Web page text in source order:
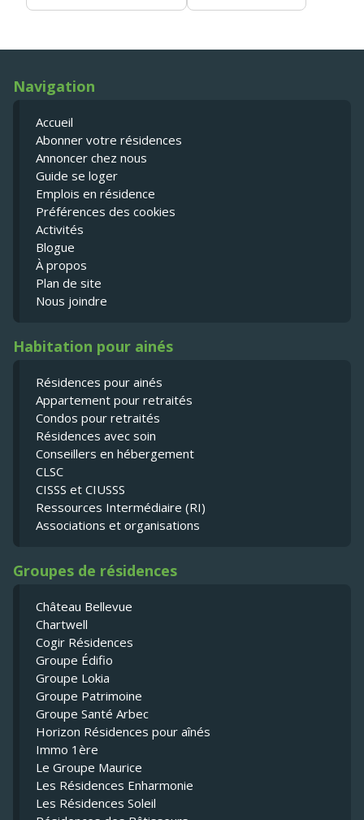
Navigation
Accueil
Abonner votre résidences
Annoncer chez nous
Guide se loger
Emplois en résidence
Préférences des cookies
Activités
Blogue
À propos
Plan de site
Nous joindre
Habitation pour ainés
Résidences pour ainés
Appartement pour retraités
Condos pour retraités
Résidences avec soin
Conseillers en hébergement
CLSC
CISSS et CIUSSS
Ressources Intermédiaire (RI)
Associations et organisations
Groupes de résidences
Château Bellevue
Chartwell
Cogir Résidences
Groupe Édifio
Groupe Lokia
Groupe Patrimoine
Groupe Santé Arbec
Horizon Résidences pour aînés
Immo 1ère
Le Groupe Maurice
Les Résidences Enharmonie
Les Résidences Soleil